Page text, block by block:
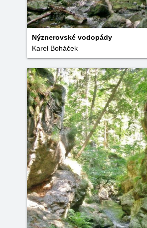
Nýznerovské vodopády
Karel Boháček